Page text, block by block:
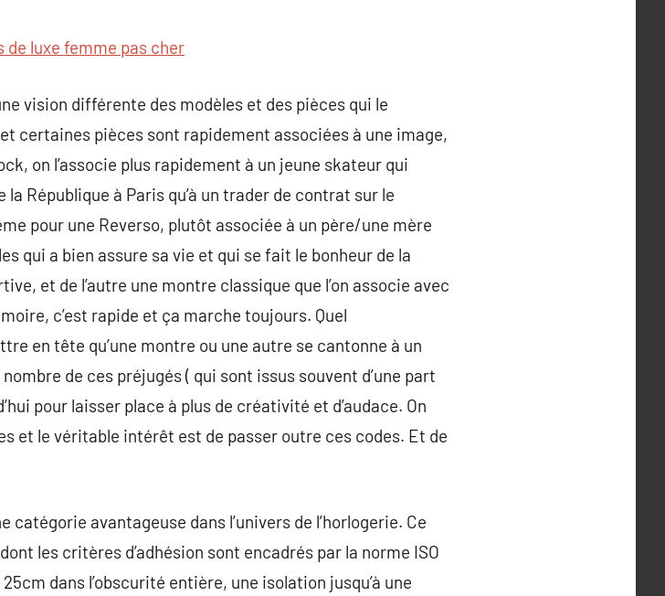
de luxe femme pas cher
vision différente des modèles et des pièces qui le
certaines pièces sont rapidement associées à une image,
on l’associe plus rapidement à un jeune skateur qui
République à Paris qu’à un trader de contrat sur le
pour une Reverso, plutôt associée à un père/une mère
qui a bien assure sa vie et qui se fait le bonheur de la
et de l’autre une montre classique que l’on associe avec
c’est rapide et ça marche toujours. Quel
en tête qu’une montre ou une autre se cantonne à un
de ces préjugés ( qui sont issus souvent d’une part
pour laisser place à plus de créativité et d’audace. On
et le véritable intérêt est de passer outre ces codes. Et de
avantageuse dans l’univers de l’horlogerie. Ce
les critères d’adhésion sont encadrés par la norme ISO
dans l’obscurité entière, une isolation jusqu’à une